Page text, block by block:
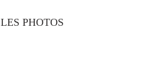
LES PHOTOS